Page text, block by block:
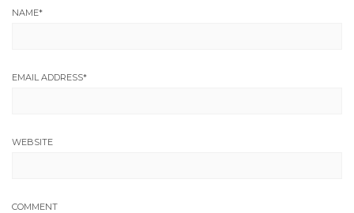
NAME*
EMAIL ADDRESS*
WEBSITE
COMMENT